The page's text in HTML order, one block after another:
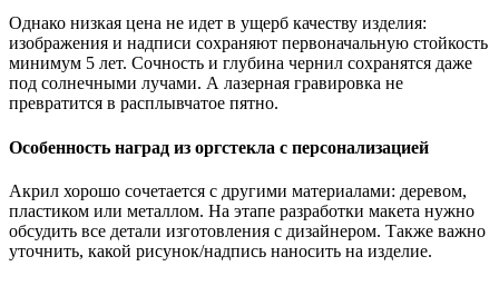
Однако низкая цена не идет в ущерб качеству изделия:
изображения и надписи сохраняют первоначальную стойкость
минимум 5 лет. Сочность и глубина чернил сохранятся даже
под солнечными лучами. А лазерная гравировка не
превратится в расплывчатое пятно.
Особенность наград из оргстекла с персонализацией
Акрил хорошо сочетается с другими материалами: деревом,
пластиком или металлом. На этапе разработки макета нужно
обсудить все детали изготовления с дизайнером. Также важно
уточнить, какой рисунок/надпись наносить на изделие.